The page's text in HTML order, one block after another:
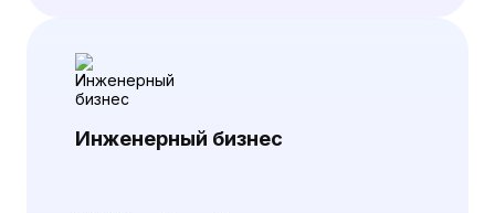
Инженерный бизнес